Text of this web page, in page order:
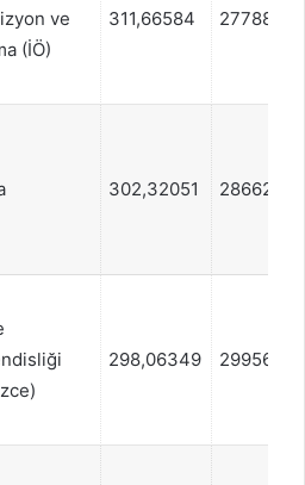
ve
(İÖ)
311,66584 277887
302,32051 286620
298,06349 299567